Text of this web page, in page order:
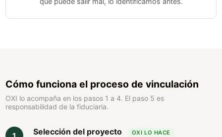
Cómo funciona el proceso de vinculación
OXI lo acompaña en los pasos 1 a 4. El paso 5 es
responsabilidad de la fiduciaria.
Selección del proyecto OXI LO HACE